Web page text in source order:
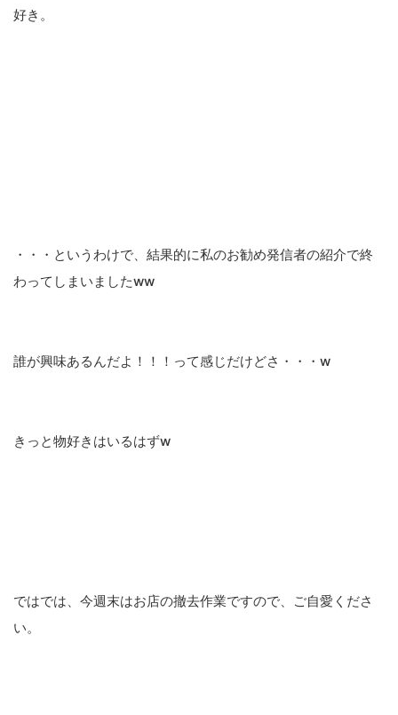
好き。
・・・というわけで、結果的に私のお勧め発信者の紹介で終
わってしまいましたww
誰が興味あるんだよ！！！って感じだけどさ・・・w
きっと物好きはいるはずw
ではでは、今週末はお店の撤去作業ですので、ご自愛くださ
い。